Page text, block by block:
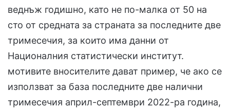
веднъж годишно, като не по-малка от 50 на
сто от средната за страната за последните две
тримесечия, за които има данни от
Националния статистически институт.
мотивите вносителите дават пример, че ако се
използват за база последните две налични
тримесечия април-септември 2022-ра година,